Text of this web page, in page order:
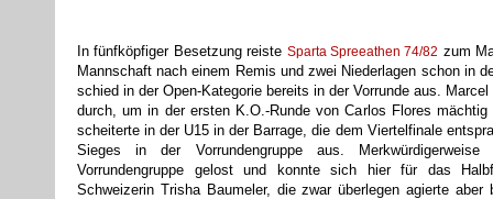
In fünfköpfiger Besetzung reiste Sparta Spreeathen 74/82 zum
Mannschaft nach einem Remis und zwei Niederlagen schon in
schied in der Open-Kategorie bereits in der Vorrunde aus.
durch, um in der ersten K.O.-Runde von Carlos Flores
scheiterte in der U15 in der Barrage, die dem Viertelfinale
Sieges in der Vorrundengruppe aus.
Vorrundengruppe gelost und konnte sich hier für das
Schweizerin Trisha Baumeler, die zwar überlegen agierte